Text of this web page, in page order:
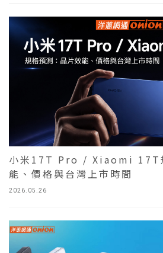
2026.05.26
小米17T Pro / Xiaomi 17T
能、價格與台灣上市時間